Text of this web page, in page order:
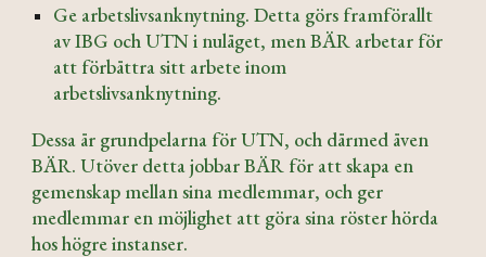
Ge arbetslivsanknytning. Detta görs framförallt
av IBG och UTN i nuläget, men BÄR arbetar för
att förbättra sitt arbete inom
arbetslivsanknytning.
Dessa är grundpelarna för UTN, och därmed även
BÄR. Utöver detta jobbar BÄR för att skapa en
gemenskap mellan sina medlemmar, och ger
medlemmar en möjlighet att göra sina röster hörda
hos högre instanser.